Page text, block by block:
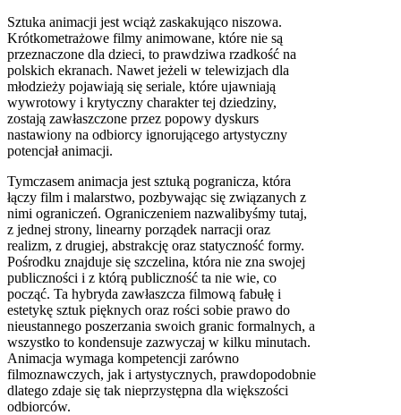
Sztuka animacji jest wciąż zaskakująco niszowa.
Krótkometrażowe filmy animowane, które nie są
przeznaczone dla dzieci, to prawdziwa rzadkość na
polskich ekranach. Nawet jeżeli w telewizjach dla
młodzieży pojawiają się seriale, które ujawniają
wywrotowy i krytyczny charakter tej dziedziny,
zostają zawłaszczone przez popowy dyskurs
nastawiony na odbiorcy ignorującego artystyczny
potencjał animacji.
Tymczasem animacja jest sztuką pogranicza, która
łączy film i malarstwo, pozbywając się związanych z
nimi ograniczeń. Ograniczeniem nazwalibyśmy tutaj,
z jednej strony, linearny porządek narracji oraz
realizm, z drugiej, abstrakcję oraz statyczność formy.
Pośrodku znajduje się szczelina, która nie zna swojej
publiczności i z którą publiczność ta nie wie, co
począć. Ta hybryda zawłaszcza filmową fabułę i
estetykę sztuk pięknych oraz rości sobie prawo do
nieustannego poszerzania swoich granic formalnych, a
wszystko to kondensuje zazwyczaj w kilku minutach.
Animacja wymaga kompetencji zarówno
filmoznawczych, jak i artystycznych, prawdopodobnie
dlatego zdaje się tak nieprzystępna dla większości
odbiorców.